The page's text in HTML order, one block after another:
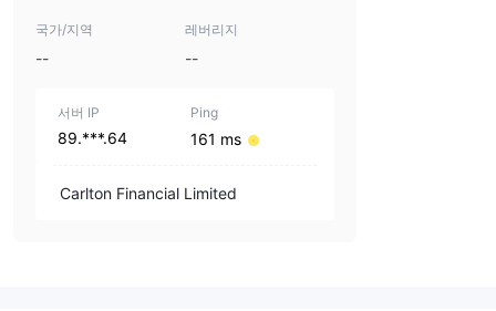
국가/지역
--
레버리지
--
서버 IP
89.***.64
Ping
161 ms
Carlton Financial Limited